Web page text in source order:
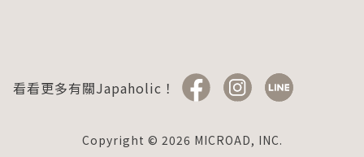
看看更多有關Japaholic！
Copyright © 2026 MICROAD, INC.